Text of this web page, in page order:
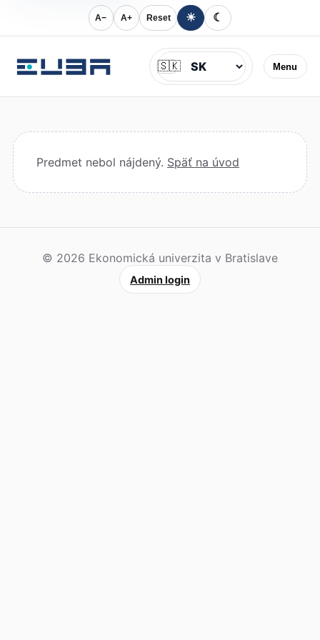
A− A+ Reset ☀ ☾
Menu
Jazyk
🇸🇰
Predmet nebol nájdený. Späť na úvod
© 2026 Ekonomická univerzita v Bratislave
Admin login